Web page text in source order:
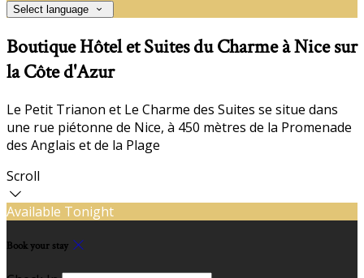
Select language
Boutique Hôtel et Suites du Charme à Nice sur
la Côte d'Azur
Le Petit Trianon et Le Charme des Suites se situe dans
une rue piétonne de Nice, à 450 mètres de la Promenade
des Anglais et de la Plage
Scroll
Available Tonight
Book your stay